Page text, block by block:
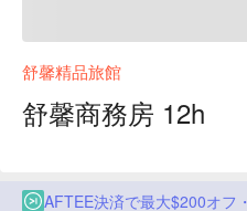
舒馨精品旅館
舒馨商務房 12h
AFTEE決済で最大$200オフ・